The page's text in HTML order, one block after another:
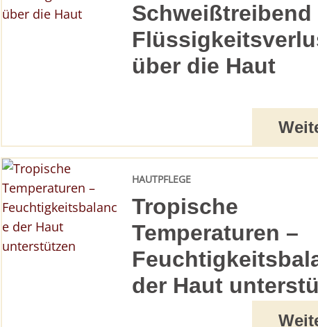
Schweißtreibend
über die Haut
Tropische
Temperaturen –
der Haut
HAUTPFLEGE